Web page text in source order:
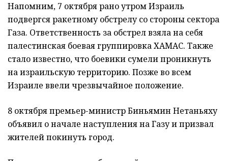
Напомним, 7 октября рано утром Израиль
подвергся ракетному обстрелу со стороны сектора
Газа. Ответственность за обстрел взяла на себя
палестинская боевая группировка ХАМАС. Также
стало известно, что боевики сумели проникнуть
на израильскую территорию. Позже во всем
Израиле ввели чрезвычайное положение.
8 октября премьер-министр Биньямин Нетаньяху
объявил о начале наступления на Газу и призвал
жителей покинуть город.